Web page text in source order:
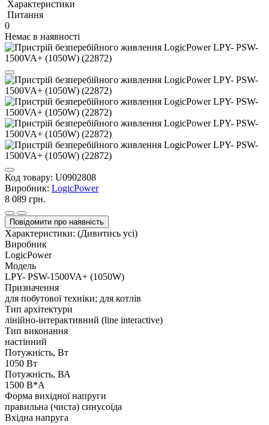
Характеристики
Питання
0
Немає в наявності
Код товару: U0902808
Виробник: LogicPower
8 089 грн.
Повідомити про наявність
Характеристики: (Дивитись усі)
Виробник
LogicPower
Модель
LPY- PSW-1500VA+ (1050W)
Призначення
для побутової техніки; для котлів
Тип архітектури
лінійно-інтерактивний (line interactive)
Тип виконання
настінний
Потужність, Вт
1050 Вт
Потужність, ВА
1500 В*А
Форма вихідної напруги
правильна (чиста) синусоїда
Вхідна напруга